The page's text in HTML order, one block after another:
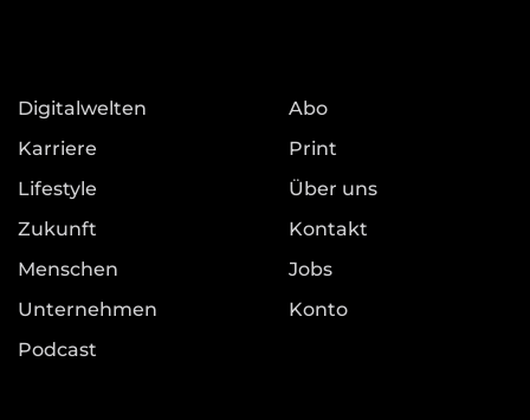
Digitalwelten
Karriere
Lifestyle
Zukunft
Menschen
Unternehmen
Podcast
Abo
Print
Über uns
Kontakt
Jobs
Konto